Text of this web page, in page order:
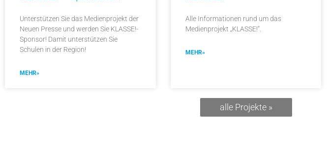
Unterstützen Sie das Medienprojekt der
Neuen Presse und werden Sie KLASSE!-
Sponsor! Damit unterstützen Sie
Schulen in der Region!
MEHR»
Alle Informationen rund um das
Medienprojekt „KLASSE!“.
MEHR»
alle Projekte »